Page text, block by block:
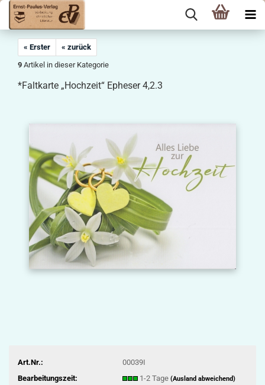
« Erster
« zurück
9 Artikel in dieser Kategorie
*Faltkarte „Hochzeit“ Epheser 4,2.3
Art.Nr.:
00039I
Bearbeitungszeit:
1-2 Tage (Ausland abweichend)